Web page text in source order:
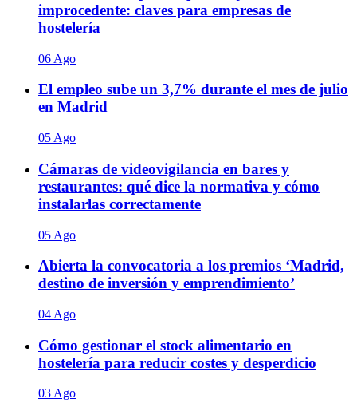
improcedente: claves para empresas de
hostelería
06 Ago
El empleo sube un 3,7% durante el mes de julio
en Madrid
05 Ago
Cámaras de videovigilancia en bares y
restaurantes: qué dice la normativa y cómo
instalarlas correctamente
05 Ago
Abierta la convocatoria a los premios ‘Madrid,
destino de inversión y emprendimiento’
04 Ago
Cómo gestionar el stock alimentario en
hostelería para reducir costes y desperdicio
03 Ago